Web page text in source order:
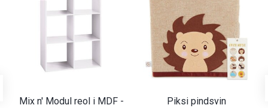
Mix n' Modul reol i MDF -
Piksi pindsvin